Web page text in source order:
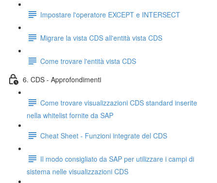
Impostare l'operatore EXCEPT e INTERSECT
Migrare la vista CDS all'entità vista CDS
Come trovare l'entità vista CDS
6. CDS - Approfondimenti
Come trovare visualizzazioni CDS standard inserite
nella whitelist fornite da SAP
Cheat Sheet - Funzioni integrate del CDS
Il modo consigliato da SAP per utilizzare i campi di
sistema nelle visualizzazioni CDS